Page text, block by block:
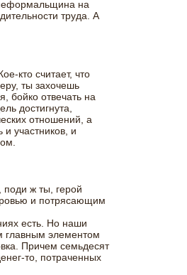
на
труда. А
кто считает, что
ты захочешь
бойко отвечать на
достигнута,
отношений, а
участников, и
ж ты, герой
и потрясающим
есть. Но наши
главным элементом
Причем семьдесят
то, потраченных